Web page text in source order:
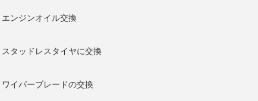
エンジンオイル交換
スタッドレスタイヤに交換
ワイパーブレードの交換